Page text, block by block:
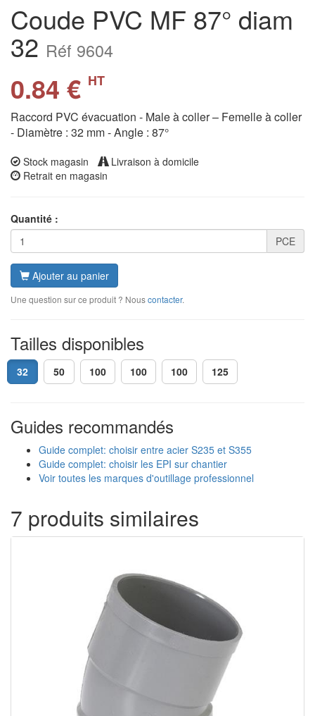
Coude PVC MF 87° diam
32 Réf 9604
0.84 € HT
Raccord PVC évacuation - Male à coller – Femelle à coller
- Diamètre : 32 mm - Angle : 87°
Stock magasin
Livraison à domicile
Retrait en magasin
Quantité :
PCE
Ajouter au panier
Une question sur ce produit ? Nouscontacter.
Tailles disponibles
32 50 100 100 100 125
Guides recommandés
Guide complet: choisir entre acier S235 et S355
Guide complet: choisir les EPI sur chantier
Voir toutes les marques d'outillage professionnel
7 produits similaires